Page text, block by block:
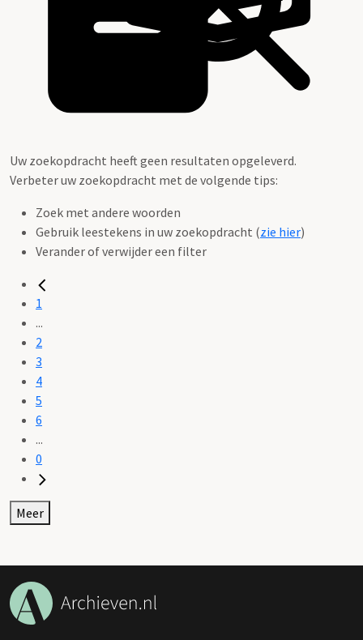
Uw zoekopdracht heeft geen resultaten opgeleverd.
Verbeter uw zoekopdracht met de volgende tips:
Zoek met andere woorden
Gebruik leestekens in uw zoekopdracht (zie hier)
Verander of verwijder een filter
1
...
2
3
4
5
6
...
0
Meer